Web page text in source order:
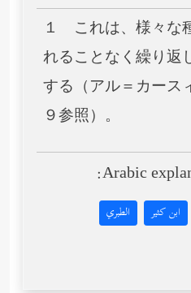
１ これは、様々な
れることなく繰り返
する（アル＝カース
９参照）。
Arabic
ابن كثير الطبري